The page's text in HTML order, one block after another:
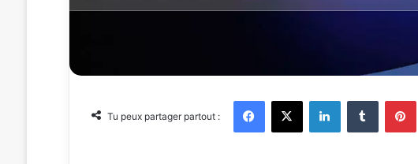
Tu peux partager partout :
Facebook X Linkedin Tumblr Pinterest